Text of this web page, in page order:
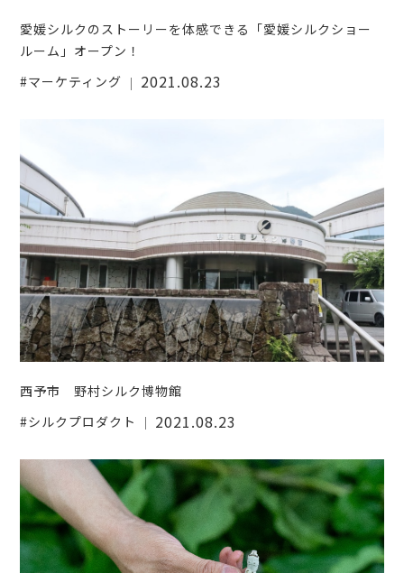
愛媛シルクのストーリーを体感できる「愛媛シルクショー
ルーム」オープン！
マーケティング
2021.08.23
西予市 野村シルク博物館
シルクプロダクト
2021.08.23